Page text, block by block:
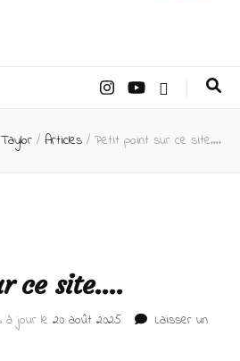
–
/ Articles / Petit point sur ce site….
ce site….
à jour le 20 août 2025
Laisser un